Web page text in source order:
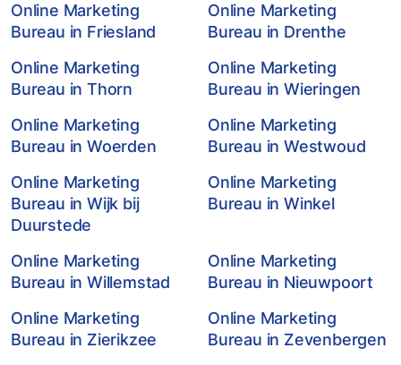
Online Marketing
Bureau in Friesland
Online Marketing
Bureau in Drenthe
Online Marketing
Bureau in Thorn
Online Marketing
Bureau in Wieringen
Online Marketing
Bureau in Woerden
Online Marketing
Bureau in Westwoud
Online Marketing
Bureau in Wijk bij
Duurstede
Online Marketing
Bureau in Winkel
Online Marketing
Bureau in Willemstad
Online Marketing
Bureau in Nieuwpoort
Online Marketing
Bureau in Zierikzee
Online Marketing
Bureau in Zevenbergen